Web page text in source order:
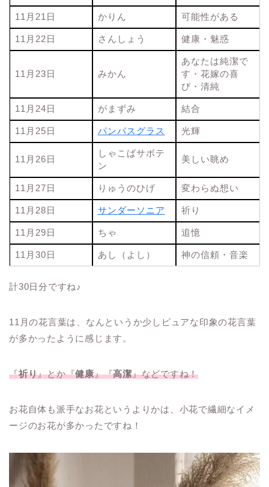
11月21日 かりん 可能性がある
11月22日 さんしょう 健康・魅惑
11月23日 みかん
あなたは純潔で
す・花嫁の喜
び・清純
11月24日 がまずみ 結合
11月25日 パンパスグラス 光輝
11月26日
しゃこばサボテ
ン
美しい眺め
11月27日 りゅうのひげ 変わらぬ想い
11月28日 サンダーソニア 祈り
11月29日 ちゃ 追憶
11月30日 あし（よし） 神の信頼・音楽
計30日分ですね♪
11月の花言葉は、なんというか少しピュアな印象の花言葉
が多かったように感じます。
『祈り』とか『健康』『高潔』などですね！
お花自体も派手なお花というよりかは、小花で繊細なイメ
ージのお花が多かったですね！